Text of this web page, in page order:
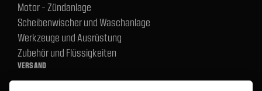
Motor - Zündanlage
Scheibenwischer und Waschanlage
Werkzeuge und Ausrüstung
Zubehör und Flüssigkeiten
VERSAND